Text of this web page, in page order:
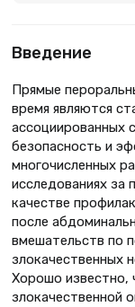
Введение
Прямые
время являются
ассоциированных
безопасность и
многочисленных
исследованиях за
качестве
после
вмешательств по
злокачественных
Хорошо известно,
злокачественной